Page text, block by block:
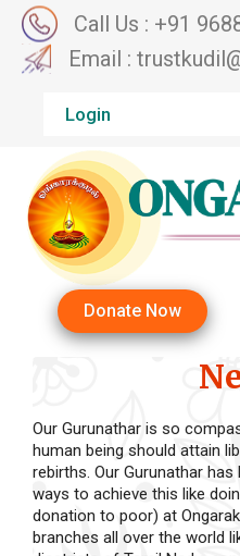
Call Us : +91
Email :
Login
Donate Now
Our Gurunathar is so
human being should attain
rebirths. Our Gurunathar
ways to achieve this like
donation to poor) at
branches all over the world